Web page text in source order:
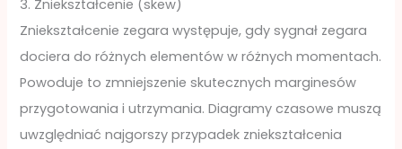
3. Zniekształcenie (skew)
Zniekształcenie zegara występuje, gdy sygnał zegara
dociera do różnych elementów w różnych momentach.
Powoduje to zmniejszenie skutecznych marginesów
przygotowania i utrzymania. Diagramy czasowe muszą
uwzględniać najgorszy przypadek zniekształcenia